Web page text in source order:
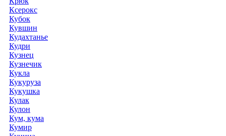
Ксерокс
Кубок
Кувшин
Кудахтанье
Кудри
Кузнец
Кузнечик
Кукла
Кукуруза
Кукушка
Кулак
Кулон
Кум, кума
Кумир